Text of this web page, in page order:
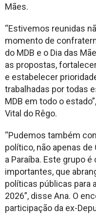
Mães.
“Estivemos reunidas
momento de
do MDB e o Dia das
as propostas,
e estabelecer
trabalhadas por todas
MDB em todo o
Vital do Rêgo.
“Pudemos também
político, não apenas de
a Paraíba. Este grupo
importantes, que
políticas públicas para
2026”, disse Ana. O
participação da ex-